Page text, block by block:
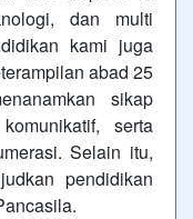
dan multi
kami juga
abad 25
sikap
serta
Selain itu,
pendidikan